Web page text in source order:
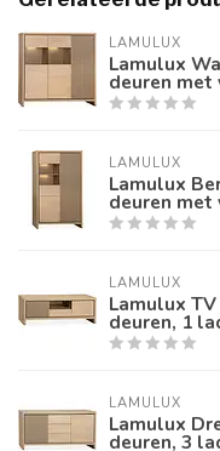
LAMULUX
Lamulux
deuren
LAMULUX
Lamulux
deuren
LAMULUX
Lamulux
deuren, 1
LAMULUX
Lamulux
deuren, 3